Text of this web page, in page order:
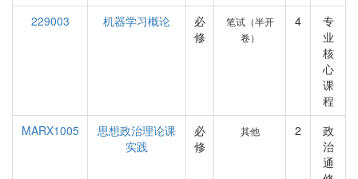
229003
机器学习概论
必
修
笔试（半开
卷）
4
专
业
核
心
课
程
MARX1005
思想政治理论课
实践
必
修
其他 2
政
治
通